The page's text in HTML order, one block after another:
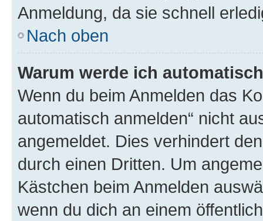
Anmeldung, da sie schnell
Nach oben
Warum werde ich
Wenn du beim Anmelden das
automatisch anmelden“ nicht
angemeldet. Dies verhindert
durch einen Dritten. Um
Kästchen beim Anmelden
wenn du dich an einem